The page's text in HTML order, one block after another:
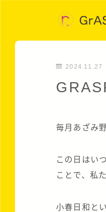
2024.11.27
毎月あざみ
この日はい
ことで、私
小春日和と